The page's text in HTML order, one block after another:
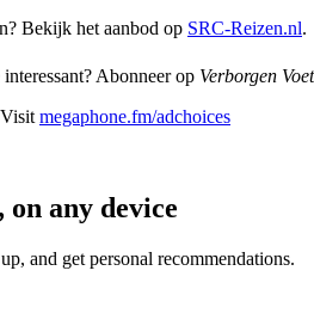
Bekijk het aanbod op ⁠SRC-Reizen.nl⁠.
interessant? Abonneer op Verborgen
megaphone.fm/adchoices
on any device
and get personal recommendations.